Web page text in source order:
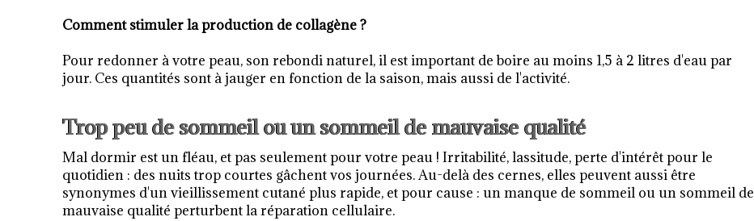
Comment stimuler la production de collagène ?
Pour redonner à votre peau, son rebondi naturel, il est important de boire au moins 1,5 à 2 litres d'eau par
jour. Ces quantités sont à jauger en fonction de la saison, mais aussi de l'activité.
Trop peu de sommeil ou un sommeil de mauvaise qualité
Mal dormir est un fléau, et pas seulement pour votre peau ! Irritabilité, lassitude, perte d'intérêt pour le
quotidien : des nuits trop courtes gâchent vos journées. Au-delà des cernes, elles peuvent aussi être
synonymes d'un vieillissement cutané plus rapide, et pour cause : un manque de sommeil ou un sommeil de
mauvaise qualité perturbent la réparation cellulaire.